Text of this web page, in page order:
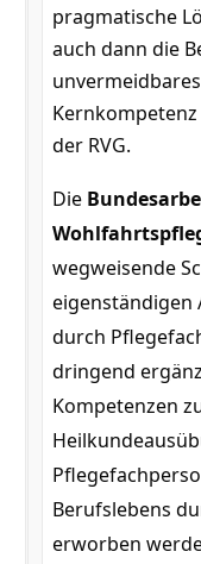
pragmatische
auch dann die
der RVG.
Die
wegweisende
eigenständigen
durch
dringend
Kompetenzen
Berufslebens
erworben